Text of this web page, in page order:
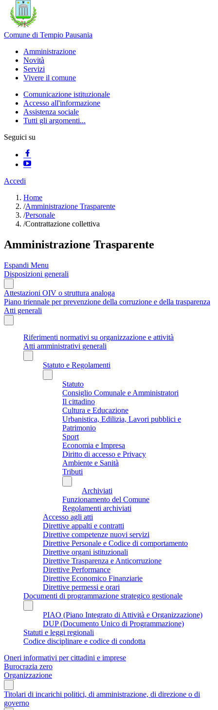
Comune di Tempio Pausania
Amministrazione
Novità
Servizi
Vivere il comune
Comunicazione istituzionale
Accesso all'informazione
Assistenza sociale
Tutti gli argomenti...
Seguici su
Accedi
Home
/Amministrazione Trasparente
/Personale
/Contrattazione collettiva
Amministrazione Trasparente
Espandi Menu
Disposizioni generali
Attestazioni OIV o struttura analoga
Piano triennale per prevenzione della corruzione e della trasparenza
Atti generali
Riferimenti normativi su organizzazione e attività
Atti amministrativi generali
Statuto e Regolamenti
Statuto
Consiglio Comunale e Amministratori
Il cittadino
Cultura e Educazione
Urbanistica, Edilizia, Lavori pubblici e
Patrimonio
Sport
Economia e Impresa
Diritto di accesso e Privacy
Ambiente e Sanità
Tributi
Archiviati
Funzionamento del Comune
Regolamenti archiviati
Accesso agli atti
Direttive appalti e contratti
Direttive competenze nuovi servizi
Direttive Personale e Codice di comportamento
Direttive organi istituzionali
Direttive Trasparenza e Anticorruzione
Direttive Performance
Direttive Economico Finanziarie
Direttive permessi e orari
Documenti di programmazione strategico gestionale
PIAO (Piano Integrato di Attività e Organizzazione)
DUP (Documento Unico di Programmazione)
Statuti e leggi regionali
Codice disciplinare e codice di condotta
Oneri informativi per cittadini e imprese
Burocrazia zero
Organizzazione
Titolari di incarichi politici, di amministrazione, di direzione o di
governo